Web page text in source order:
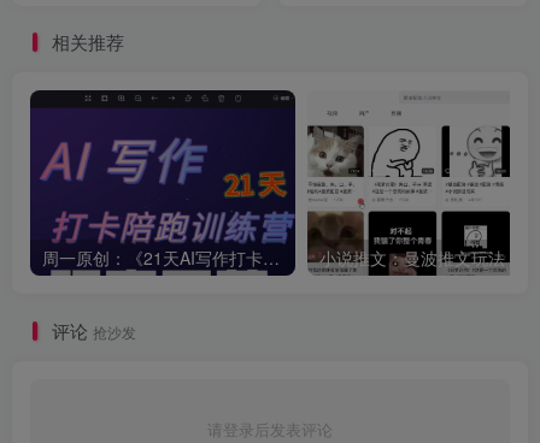
相关推荐
周一原创：《21天AI写作打卡陪跑训练营》全部内容讲解！（网站会员免费学习…）
评论 抢沙发
请登录后发表评论